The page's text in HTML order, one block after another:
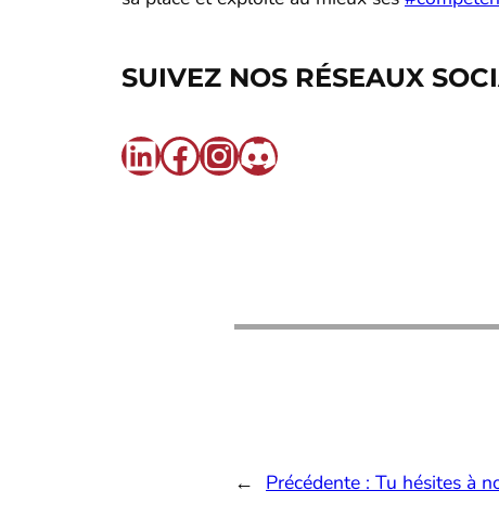
SUIVEZ NOS RÉSEAUX
LinkedIn
Facebook
Instagram
Discord
← Précédente : Tu hésites à